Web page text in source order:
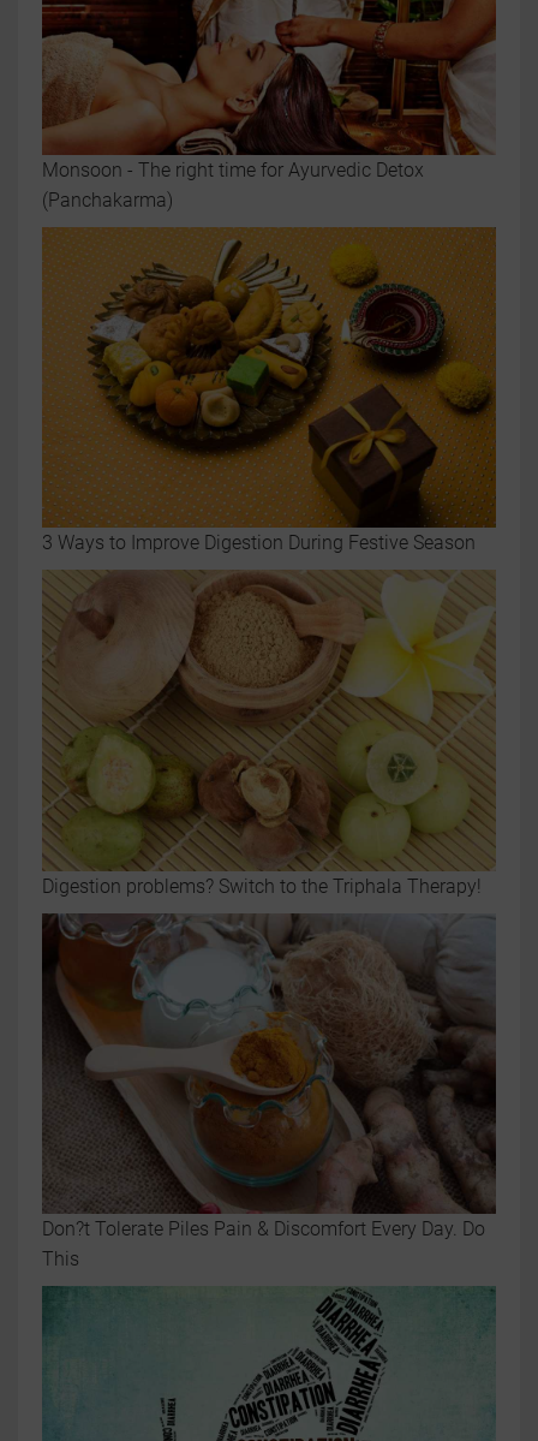
Monsoon - The right time for Ayurvedic Detox
(Panchakarma)
3 Ways to Improve Digestion During Festive Season
Digestion problems? Switch to the Triphala Therapy!
Don?t Tolerate Piles Pain & Discomfort Every Day. Do
This